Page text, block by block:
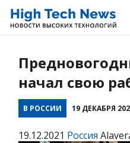
начал свою
В РОССИИ 19 ДЕКАБРЯ
19.12.2021 Россия